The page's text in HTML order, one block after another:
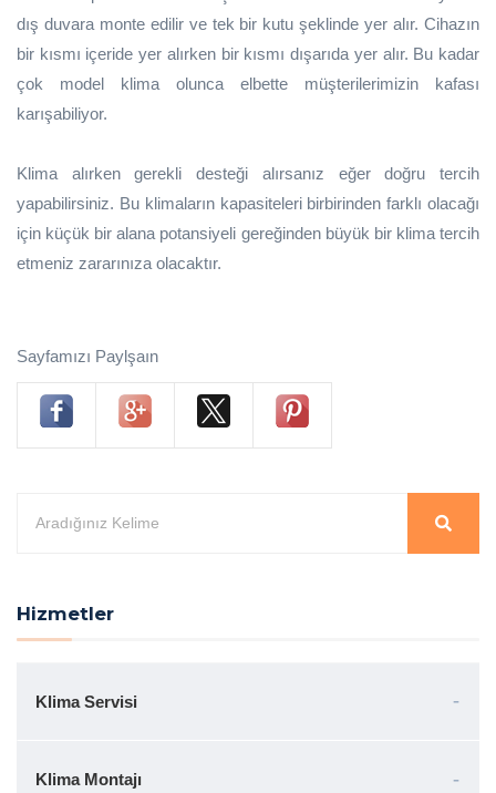
dış duvara monte edilir ve tek bir kutu şeklinde yer alır. Cihazın
bir kısmı içeride yer alırken bir kısmı dışarıda yer alır. Bu kadar
çok model klima olunca elbette müşterilerimizin kafası
karışabiliyor.
Klima alırken gerekli desteği alırsanız eğer doğru tercih
yapabilirsiniz. Bu klimaların kapasiteleri birbirinden farklı olacağı
için küçük bir alana potansiyeli gereğinden büyük bir klima tercih
etmeniz zararınıza olacaktır.
Sayfamızı Paylşaın
Hizmetler
Klima Servisi
Klima Montajı